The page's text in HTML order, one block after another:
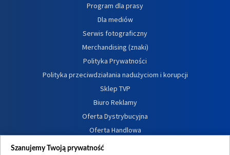
Program dla prasy
Dla mediów
Serwis fotograficzny
Merchandising (znaki)
Polityka Prywatności
Polityka przeciwdziałania nadużyciom i korupcji
Sklep TVP
Biuro Reklamy
Oferta Dystrybucyjna
Oferta Handlowa
Dostępność
Szanujemy Twoją prywatność